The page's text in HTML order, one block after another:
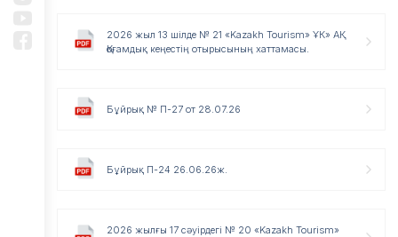
2026 жыл 13 шілде № 21 «Kazakh Tourism» ҰК» АҚ
Қоғамдық кеңестің отырысының хаттамасы.
Бұйрық № П-27 от 28.07.26
Бұйрық П-24 26.06.26ж.
2026 жылғы 17 сәуірдегі № 20 «Kazakh Tourism»